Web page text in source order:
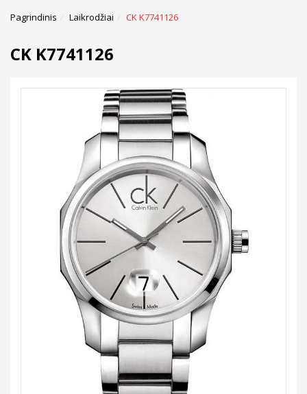
Pagrindinis Laikrodžiai CK K7741126
CK K7741126